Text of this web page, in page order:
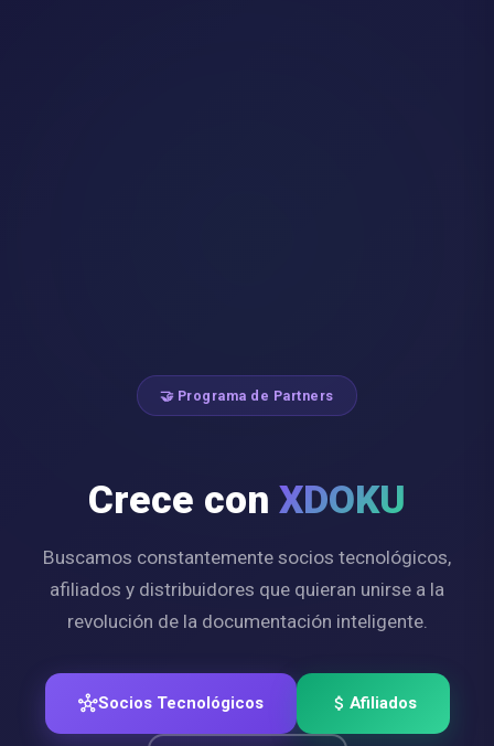
🤝 Programa de Partners
Crece con XDOKU
Buscamos constantemente socios tecnológicos,
afiliados y distribuidores que quieran unirse a la
revolución de la documentación inteligente.
hubSocios Tecnológicos attach_money Afiliados